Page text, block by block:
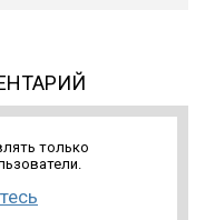
только